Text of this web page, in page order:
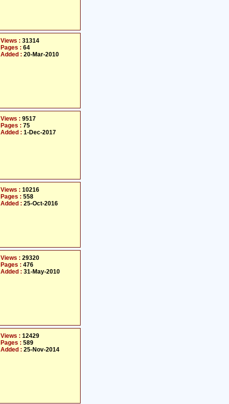
Views : 31314
Pages : 64
Added : 20-Mar-2010
Views : 9517
Pages : 75
Added : 1-Dec-2017
Views : 10216
Pages : 558
Added : 25-Oct-2016
Views : 29320
Pages : 476
Added : 31-May-2010
Views : 12429
Pages : 589
Added : 25-Nov-2014